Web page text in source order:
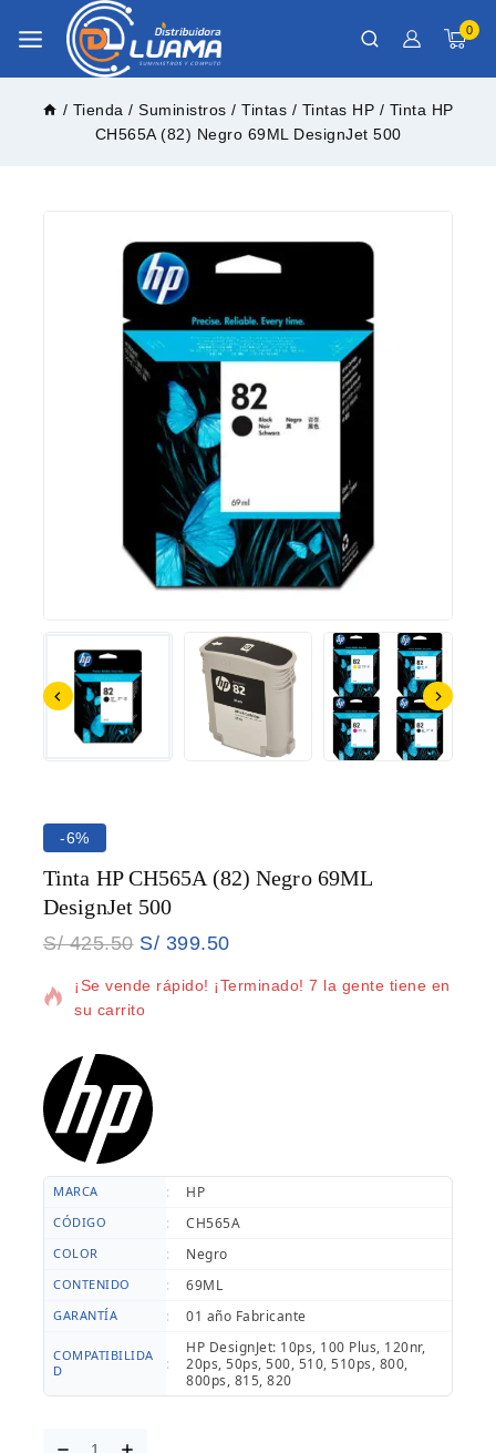
0
/ Tienda / Suministros / Tintas / Tintas HP / Tinta HP
CH565A (82) Negro 69ML DesignJet 500
-6%
Tinta HP CH565A (82) Negro 69ML
DesignJet 500
S/425.50 S/ 399.50
13 productos vendidos en los últimos 17 horas
¡Se vende rápido! ¡Terminado! 7 la gente tiene en
su carrito
MARCA : HP
CÓDIGO : CH565A
COLOR : Negro
CONTENIDO : 69ML
GARANTÍA : 01 año Fabricante
COMPATIBILIDA
D
:
HP DesignJet: 10ps, 100 Plus, 120nr,
20ps, 50ps, 500, 510, 510ps, 800,
800ps, 815, 820